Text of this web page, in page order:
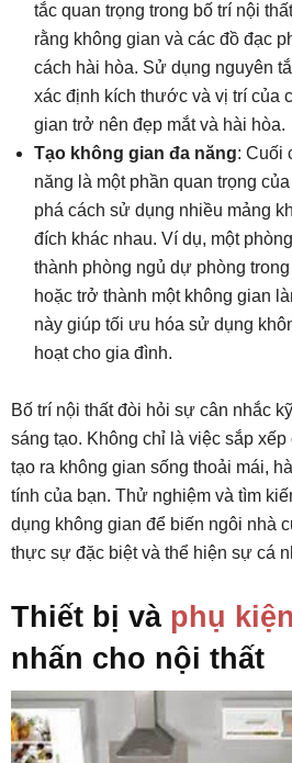
tắc quan trọng trong bố trí nội
rằng không gian và các đồ đạc
cách hài hòa. Sử dụng nguyên
xác định kích thước và vị trí của
gian trở nên đẹp mắt và hài hòa.
Tạo không gian đa năng: Cuối
năng là một phần quan trọng
phá cách sử dụng nhiều mảng
đích khác nhau. Ví dụ, một
thành phòng ngủ dự phòng
hoặc trở thành một không gian
này giúp tối ưu hóa sử dụng
hoạt cho gia đình.
Bố trí nội thất đòi hỏi sự cân nhắc
sáng tạo. Không chỉ là việc sắp
tạo ra không gian sống thoải mái,
tính của bạn. Thử nghiệm và tìm
dụng không gian để biến ngôi nhà
thực sự đặc biệt và thể hiện sự cá
Thiết bị và phụ kiện
nhấn cho nội thất